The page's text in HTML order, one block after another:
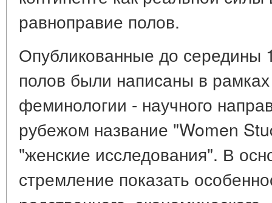
равноправие полов.
Опубликованные до середины
полов были написаны в
феминологии - научного
рубежом название "Women
"женские исследования". В
стремление показать